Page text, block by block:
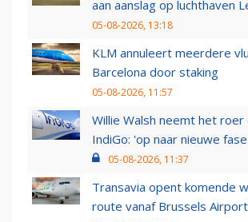
aan aanslag op luchthaven
05-08-2026, 13:18
KLM annuleert meerdere
Barcelona door staking
05-08-2026, 11:57
Willie Walsh neemt het roer
IndiGo: 'op naar nieuwe
05-08-2026, 11:37
Transavia opent komende
route vanaf Brussels Airport